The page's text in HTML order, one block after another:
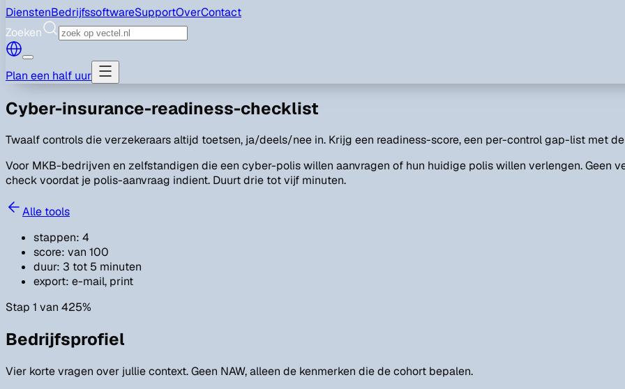
DienstenBedrijfssoftwareSupportOverContact
Zoeken
Plan een half uur
Cyber-insurance-readiness-checklist
Twaalf controls die verzekeraars altijd toetsen, ja/deels/nee in. Krijg een readiness-score, een per-control gap-list met
Voor MKB-bedrijven en zelfstandigen die een cyber-polis willen aanvragen of hun huidige polis willen verlengen. Geen
check voordat je polis-aanvraag indient. Duurt drie tot vijf minuten.
Alle tools
stappen: 4
score: van 100
duur: 3 tot 5 minuten
export: e-mail, print
Stap 1 van 425%
Bedrijfsprofiel
Vier korte vragen over jullie context. Geen NAW, alleen de kenmerken die de cohort bepalen.